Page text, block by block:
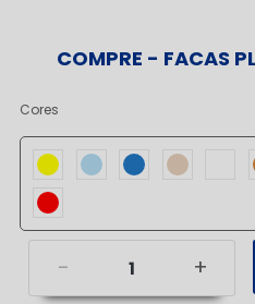
COMPRE - FACAS
Cores
AmarelaAzul
Azul
Bege
Vermelha
- +